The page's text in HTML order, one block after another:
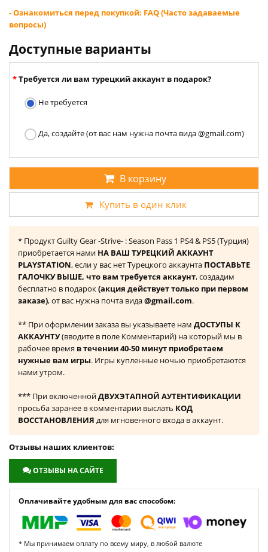
- Ознакомиться перед покупкой: FAQ (Часто задаваемые
вопросы)
Доступные варианты
Требуется ли вам турецкий аккаунт в подарок?
Не требуется
Да, создайте (от вас нам нужна почта вида @gmail.com)
В корзину
Купить в один клик
* Продукт Guilty Gear -Strive- : Season Pass 1 PS4 & PS5 (Турция)
приобретается нами НА ВАШ ТУРЕЦКИЙ АККАУНТ
PLAYSTATION, если у вас нет Турецкого аккаунта ПОСТАВЬТЕ
ГАЛОЧКУ ВЫШЕ, что вам требуется аккаунт, создадим
бесплатно в подарок(акция действует только при первом
заказе), от вас нужна почта вида@gmail.com.
** При оформлении заказа вы указываете нам ДОСТУПЫ К
АККАУНТУ(вводите в поле Комментарий) на который мы в
рабочее время в течении 40-50 минут приобретаем
нужные вам игры. Игры купленные ночью приобретаются
нами утром.
*** При включеннойДВУХЭТАПНОЙ АУТЕНТИФИКАЦИИ
просьба заранее в комментарии выслать КОД
ВОССТАНОВЛЕНИЯ для мгновенного входа в аккаунт.
Отзывы наших клиентов:
ОТЗЫВЫ НА САЙТЕ
Оплачивайте удобным для вас способом:
* Мы принимаем оплату по всему миру, в любой валюте